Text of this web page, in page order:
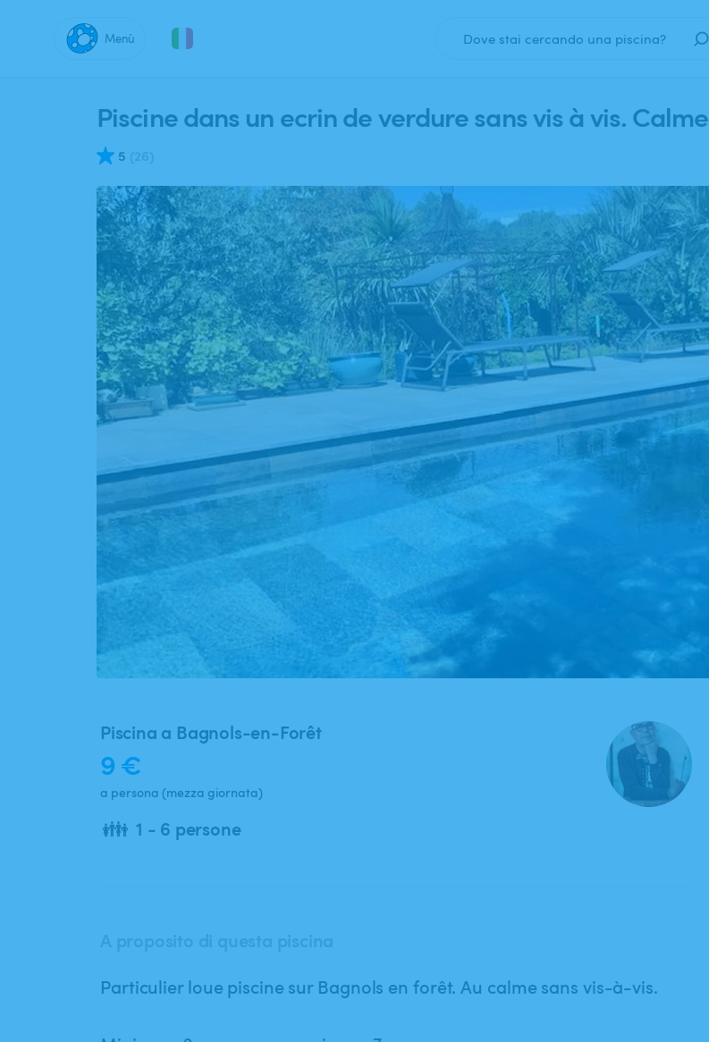
Menù Dove stai cercando una piscina?
Quando?
Data
Piscinedans unecrindeverduresansvisàvis.Calme
5
Piscina a Bagnols-en-Forêt
9 €
a persona (mezza giornata)
👪 1 - 6 persone
Particulier loue piscine sur Bagnols en forêt. Au calme sans vis-à-vis.